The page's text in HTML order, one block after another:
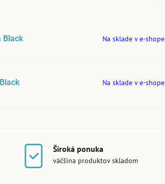
Black Na sklade v e-shope
Na sklade v e-shope
Široká ponuka
väčšina produktov skladom